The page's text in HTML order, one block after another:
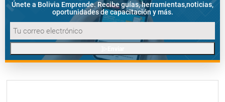
Únete a Bolivia Emprende. Recibe guías, herramientas,noticias,
oportunidades de capacitación y más.